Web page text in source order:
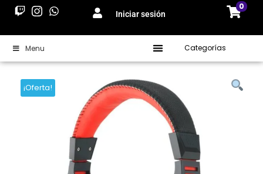
Iniciar sesión
0
Menu Categorías
¡Oferta!